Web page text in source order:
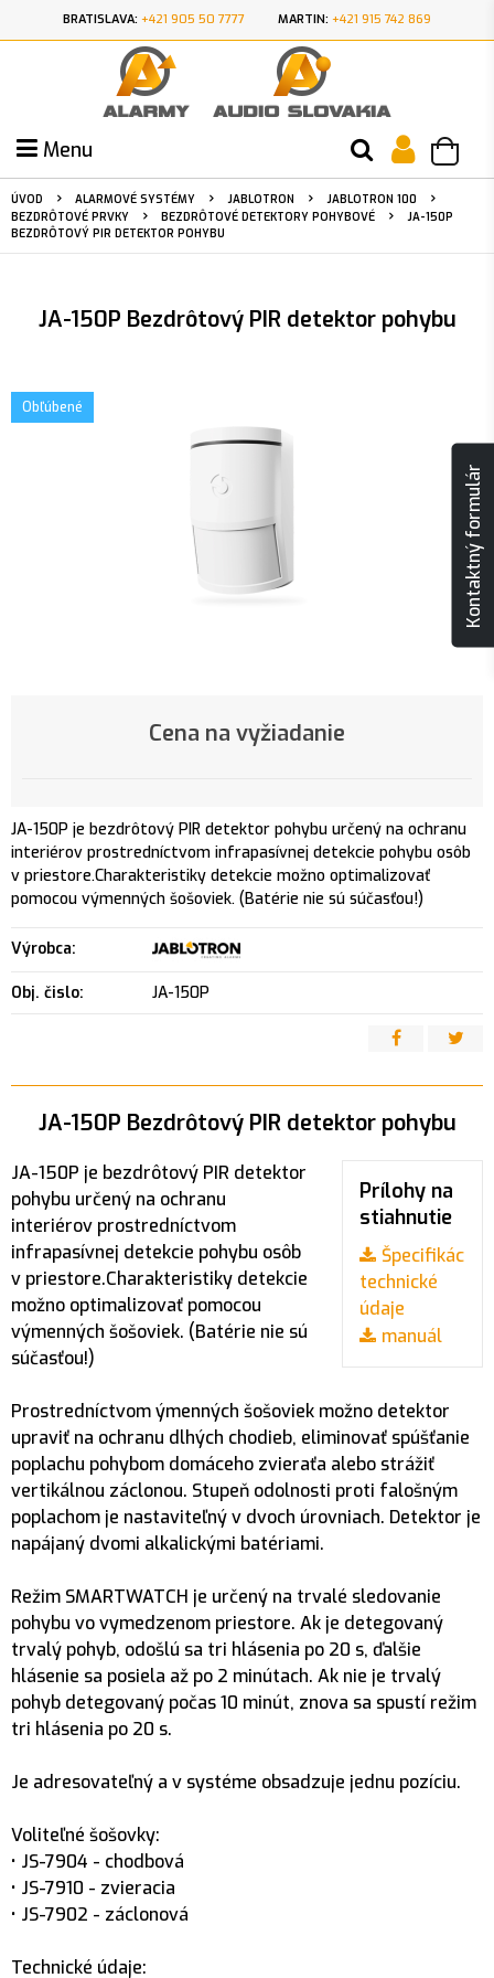
BRATISLAVA: +421 905 50 7777 MARTIN: +421 915 742 869
Menu
ÚVOD ALARMOVÉ SYSTÉMY JABLOTRON
JABLOTRON 100
BEZDRÔTOVÉ PRVKY
BEZDRÔTOVÉ DETEKTORY POHYBOVÉ
JA-150P
BEZDRÔTOVÝ PIR DETEKTOR POHYBU
JA-150P Bezdrôtový PIR detektor pohybu
Obľúbené
Cena na vyžiadanie
JA-150P je bezdrôtový PIR detektor pohybu určený na ochranu
interiérov prostredníctvom infrapasívnej detekcie pohybu osôb
v priestore.Charakteristiky detekcie možno optimalizovať
pomocou výmenných šošoviek. (Batérie nie sú súčasťou!)
Výrobca:
Obj. čislo: JA-150P
JA-150P Bezdrôtový PIR detektor pohybu
Prílohy na
stiahnutie
Špecifikácia,
technické
údaje
manuál
JA-150P je bezdrôtový PIR detektor
pohybu určený na ochranu
interiérov prostredníctvom
infrapasívnej detekcie pohybu osôb
v priestore.Charakteristiky detekcie
možno optimalizovať pomocou
výmenných šošoviek. (Batérie nie sú
súčasťou!)
Prostredníctvom ýmenných šošoviek možno detektor
upraviť na ochranu dlhých chodieb, eliminovať spúšťanie
poplachu pohybom domáceho zvieraťa alebo strážiť
vertikálnou záclonou. Stupeň odolnosti proti falošným
poplachom je nastaviteľný v dvoch úrovniach. Detektor je
napájaný dvomi alkalickými batériami.
Režim SMARTWATCH je určený na trvalé sledovanie
pohybu vo vymedzenom priestore. Ak je detegovaný
trvalý pohyb, odošlú sa tri hlásenia po 20 s, ďalšie
hlásenie sa posiela až po 2 minútach. Ak nie je trvalý
pohyb detegovaný počas 10 minút, znova sa spustí režim
tri hlásenia po 20 s.
Je adresovateľný a v systéme obsadzuje jednu pozíciu.
Voliteľné šošovky:
• JS-7904 - chodbová
• JS-7910 - zvieracia
• JS-7902 - záclonová
Technické údaje:
Kontaktný formulár